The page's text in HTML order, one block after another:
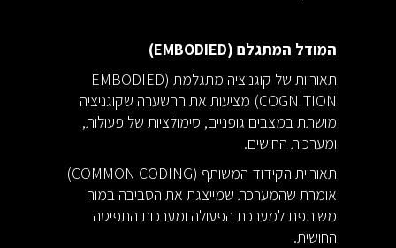
המודל המתגלם (EMBODIED)
תאוריות של קוגניציה מתגלמת (EMBODIED
COGNITION) מציעות את ההשערה שקוגניציה
מושתת במצבים גופניים, סימולציות של פעולות,
ומערכות החושים.
תאוריית הקידוד המשותף (COMMON CODING)
אומרת שהמערכת שמייצגת את הסביבה במוח
משותפת למערכת הפעולה ומערכות התפיסה
החושית.